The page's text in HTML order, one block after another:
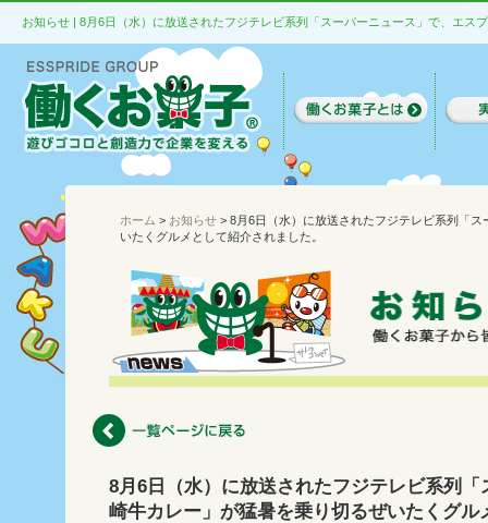
ホーム > お知らせ > 8月6日（水）に放送されたフジテレビ系列「
いたくグルメとして紹介されました。
8月6日（水）に放送されたフジテレビ系列
崎牛カレー」が猛暑を乗り切るぜいたくグル